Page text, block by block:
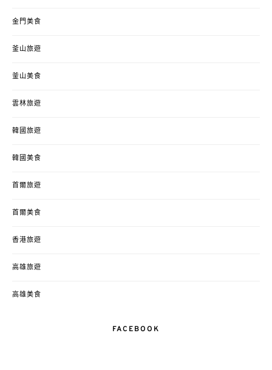
金門美食
釜山旅遊
釜山美食
雲林旅遊
韓國旅遊
韓國美食
首爾旅遊
首爾美食
香港旅遊
高雄旅遊
高雄美食
FACEBOOK